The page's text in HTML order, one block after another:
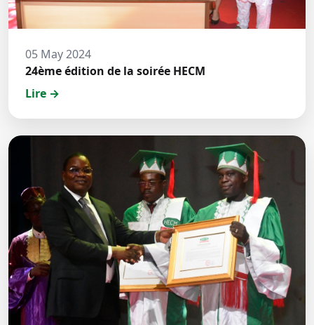
05 May 2024
24ème édition de la soirée HECM
Lire →